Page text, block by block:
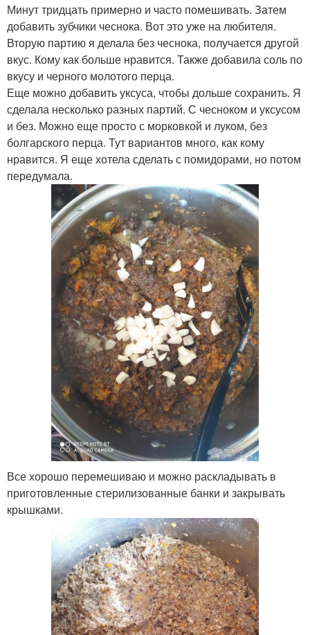
Минут тридцать примерно и часто помешивать. Затем
добавить зубчики чеснока. Вот это уже на любителя.
Вторую партию я делала без чеснока, получается другой
вкус. Кому как больше нравится. Также добавила соль по
вкусу и черного молотого перца.
Еще можно добавить уксуса, чтобы дольше сохранить. Я
сделала несколько разных партий. С чесноком и уксусом
и без. Можно еще просто с морковкой и луком, без
болгарского перца. Тут вариантов много, как кому
нравится. Я еще хотела сделать с помидорами, но потом
передумала.
Все хорошо перемешиваю и можно раскладывать в
приготовленные стерилизованные банки и закрывать
крышками.